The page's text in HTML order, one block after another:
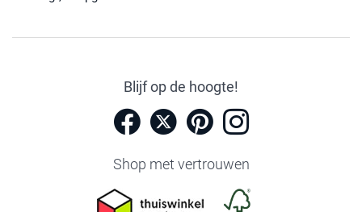
Blijf op de hoogte!
Shop met vertrouwen